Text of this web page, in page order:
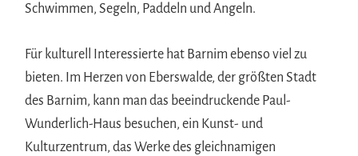
Schwimmen, Segeln, Paddeln und Angeln.
Für kulturell Interessierte hat Barnim ebenso viel zu
bieten. Im Herzen von Eberswalde, der größten Stadt
des Barnim, kann man das beeindruckende Paul-
Wunderlich-Haus besuchen, ein Kunst- und
Kulturzentrum, das Werke des gleichnamigen